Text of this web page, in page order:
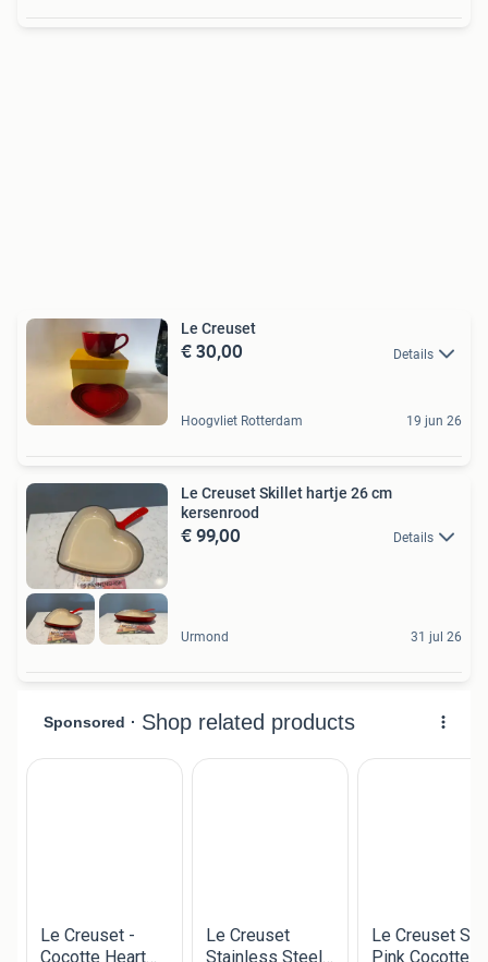
Le Creuset
€ 30,00 Details
Hoogvliet Rotterdam 19 jun 26
Le Creuset Skillet hartje 26 cm
kersenrood
€ 99,00 Details
Urmond 31 jul 26